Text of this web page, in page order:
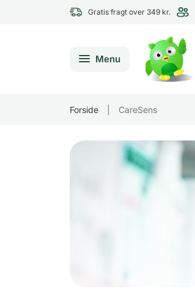
Gratis fragt over 349 kr.
Menu
Forside CareSens